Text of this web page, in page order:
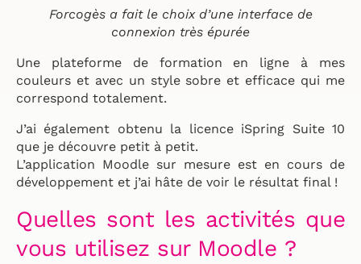
Forcogès a fait le choix d’une interface de
connexion très épurée
Une plateforme de formation en ligne à mes
couleurs et avec un style sobre et efficace qui me
correspond totalement.
J’ai également obtenu la licence iSpring Suite 10
que je découvre petit à petit.
L’application Moodle sur mesure est en cours de
développement et j’ai hâte de voir le résultat final !
Quelles sont les activités que
vous utilisez sur Moodle ?